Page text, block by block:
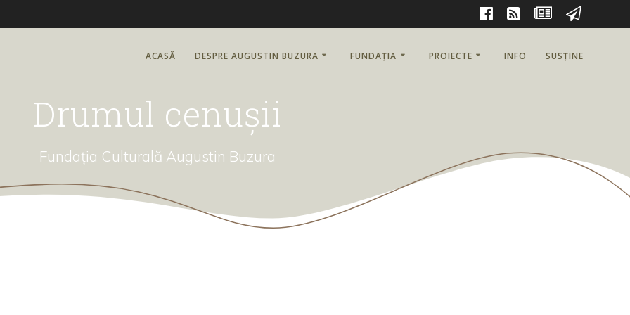
ACASĂ DESPRE AUGUSTIN BUZURA FUNDAȚIA PROIECTE INFO SUSȚINE
Drumul cenușii
Fundația Culturală Augustin Buzura